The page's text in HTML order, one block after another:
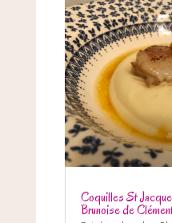
Coquilles St
Brunoise de